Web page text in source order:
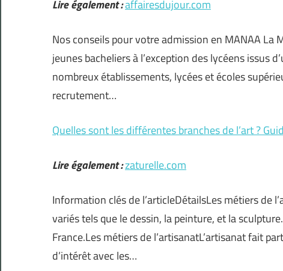
Lire également :affairesdujour.com
Nos conseils pour votre admission en MANAA La
jeunes bacheliers à l’exception des lycéens issus
nombreux établissements, lycées et écoles
recrutement…
Quelles sont les différentes branches de l’art ?
Lire également :zaturelle.com
Information clés de l’articleDétailsLes métiers de
variés tels que le dessin, la peinture, et la
France.Les métiers de l’artisanatL’artisanat fait
d’intérêt avec les…